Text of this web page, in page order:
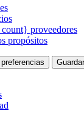
proveedores
propósitos